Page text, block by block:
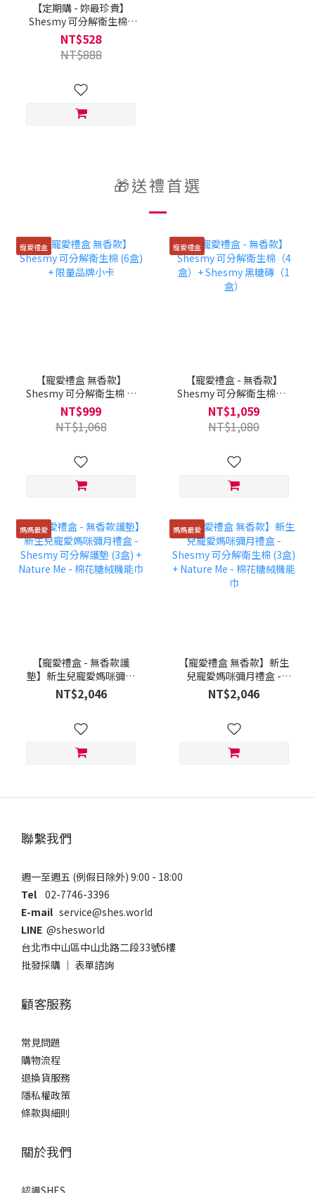
【定期購 - 妳最珍貴】
Shesmy 可分解衛生棉 -
無香款（認捐4盒 Shesmy
再捐2盒）
NT$528
NT$888
🎁送禮首選
寵愛禮盒
【寵愛禮盒 無香款】
Shesmy 可分解衛生棉 (6
盒) + 限量品牌小卡
NT$999
NT$1,068
寵愛禮盒
【寵愛禮盒 - 無香款】
Shesmy 可分解衛生棉（4
盒）+ Shesmy 黑糖磚（1
盒）
NT$1,059
NT$1,080
媽媽最愛
【寵愛禮盒 - 無香款護
墊】新生兒寵愛媽咪彌月
禮盒 - Shesmy 可分解護
墊 (3盒) + Nature Me - 棉
NT$2,046
媽媽最愛
【寵愛禮盒 無香款】新生
兒寵愛媽咪彌月禮盒 -
Shesmy 可分解衛生棉 (3
盒) + Nature Me - 棉花糖
NT$2,046
聯繫我們
週一至週五 (例假日除外) 9:00 - 18:00
Tel 02-7746-3396
E-mail service@shes.world
LINE @shesworld
台北市中山區中山北路二段33號6樓
批發採購 ｜ 表單諮詢
顧客服務
常見問題
購物流程
退換貨服務
隱私權政策
條款與細則
關於我們